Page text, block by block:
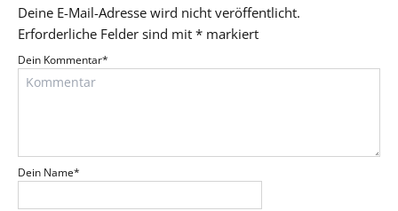
Deine E-Mail-Adresse wird nicht veröffentlicht.
Erforderliche Felder sind mit * markiert
Dein Kommentar*
Dein Name*